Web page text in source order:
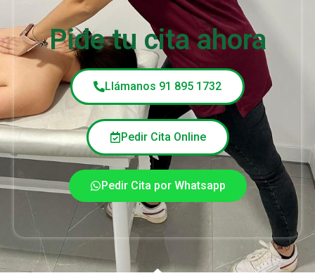
Pide tu cita ahora
Llámanos 91 895 1732
Pedir Cita Online
Pedir Cita por Whatsapp